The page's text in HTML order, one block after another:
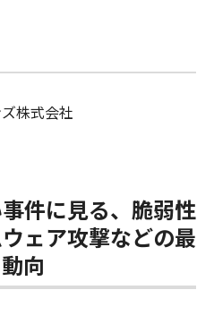
株式会社
件に見る、脆弱性
ェア攻撃などの最
向